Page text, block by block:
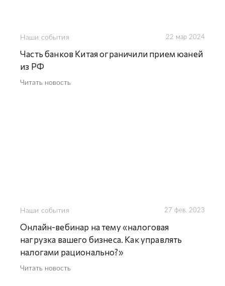
Наши события 22 мар 2024
Часть банков Китая ограничили прием юаней
из РФ
Читать новость
Наши события 27 фев. 2023
Онлайн-вебинар на тему «налоговая
нагрузка вашего бизнеса. Как управлять
налогами рационально?»
Читать новость